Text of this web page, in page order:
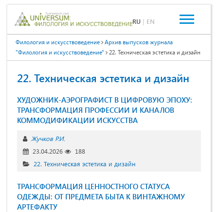
RU | EN
Филология и искусствоведение
Архив выпусков журнала
"Филология и искусствоведение"
22. Техническая эстетика и дизайн
22. Техническая эстетика и дизайн
ХУДОЖНИК-АЭРОГРАФИСТ В ЦИФРОВУЮ ЭПОХУ:
ТРАНСФОРМАЦИЯ ПРОФЕССИИ И КАНАЛОВ
КОММОДИФИКАЦИИ ИСКУССТВА
Жучков Р.И.
23.04.2026
188
22. Техническая эстетика и дизайн
ТРАНСФОРМАЦИЯ ЦЕННОСТНОГО СТАТУСА
ОДЕЖДЫ: ОТ ПРЕДМЕТА БЫТА К ВИНТАЖНОМУ
АРТЕФАКТУ